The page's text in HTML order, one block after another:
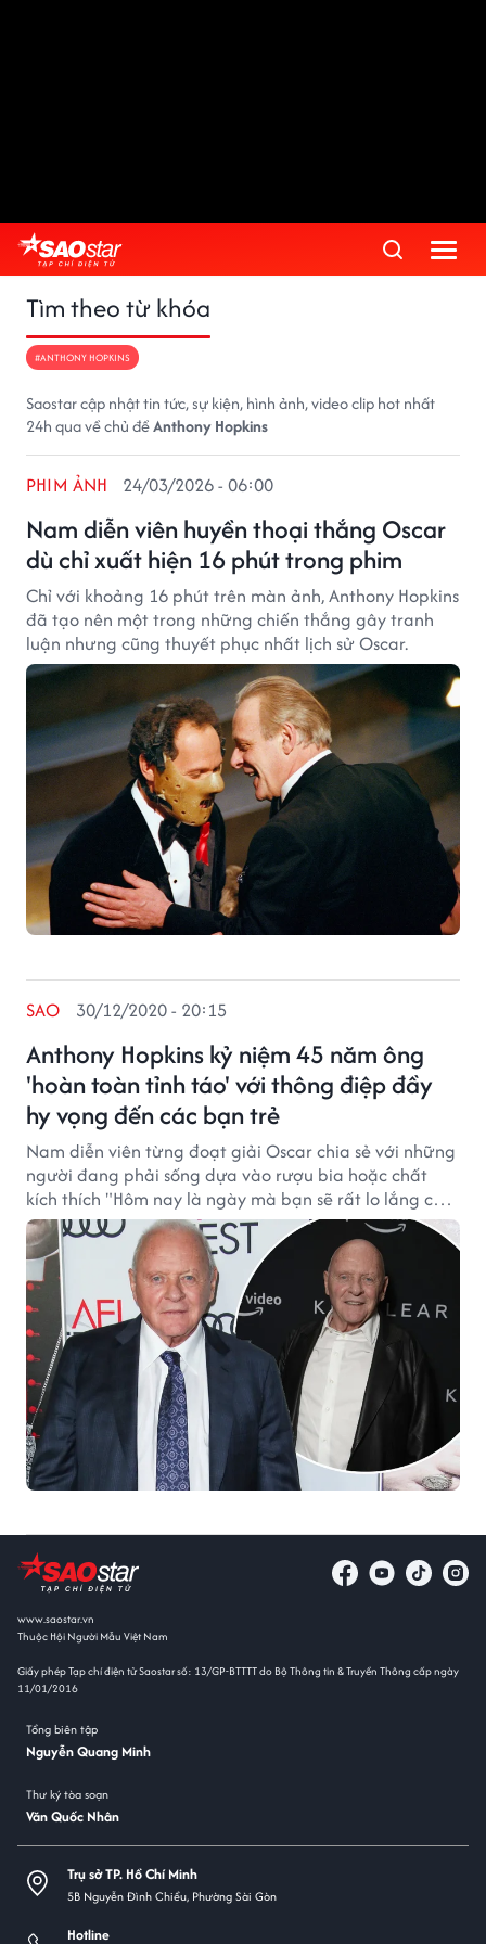
Tìm theo từ khóa
#ANTHONY HOPKINS
Saostar cập nhật tin tức, sự kiện, hình ảnh, video clip hot nhất
24h qua về chủ đềAnthony Hopkins
Nam diễn viên huyền thoại thắng Oscar
dù chỉ xuất hiện 16 phút trong phim
PHIM ẢNH 24/03/2026 - 06:00
Chỉ với khoảng 16 phút trên màn ảnh, Anthony Hopkins
đã tạo nên một trong những chiến thắng gây tranh
luận nhưng cũng thuyết phục nhất lịch sử Oscar.
Anthony Hopkins kỷ niệm 45 năm ông
'hoàn toàn tỉnh táo' với thông điệp đầy
hy vọng đến các bạn trẻ
SAO 30/12/2020 - 20:15
Nam diễn viên từng đoạt giải Oscar chia sẻ với những
người đang phải sống dựa vào rượu bia hoặc chất
kích thích "Hôm nay là ngày mà bạn sẽ rất lo lắng cho
chính mình vào ngày mai. "
www.saostar.vn
Thuộc Hội Người Mẫu Việt Nam
Giấy phép Tạp chí điện tử Saostar số: 13/GP-BTTTT do Bộ Thông tin & Truyền Thông cấp ngày
11/01/2016
Tổng biên tập
Nguyễn Quang Minh
Thư ký tòa soạn
Văn Quốc Nhân
Trụ sở TP. Hồ Chí Minh
5B Nguyễn Đình Chiểu, Phường Sài Gòn
Hotline